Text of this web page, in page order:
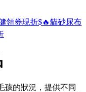
領券現折$🔥貓砂尿布
孩的狀況，提供不同